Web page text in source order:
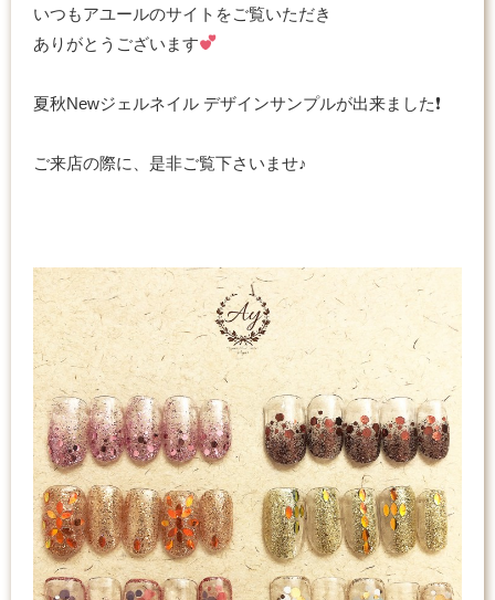
いつもアユールのサイトをご覧いただき
ありがとうございます
夏秋Newジェルネイル デザインサンプルが出来ました❗️
ご来店の際に、是非ご覧下さいませ♪